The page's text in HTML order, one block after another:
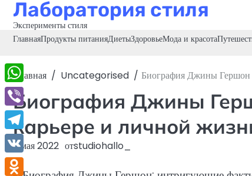
Перейти
содержимому
Лаборатория стиля
Эксперименты стиля
ГлавнаяПродукты питанияДиетыЗдоровьеМода и красота
Главная Uncategorised Биография Джины Гершон
Биография Джины
карьере и личной
3 мая 2022 отstudiohallo_
WhatsApp
Viber
Telegram
VK